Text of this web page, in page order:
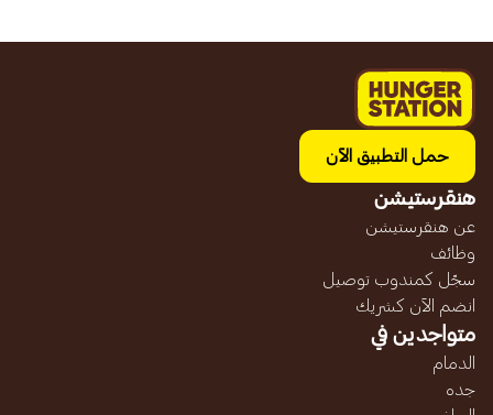
حمل التطبيق الآن
هنقرستيشن
عن هنقرستيشن
وظائف
سجّل كمندوب توصيل
انضم الآن كشريك
متواجدين في
الدمام
جده